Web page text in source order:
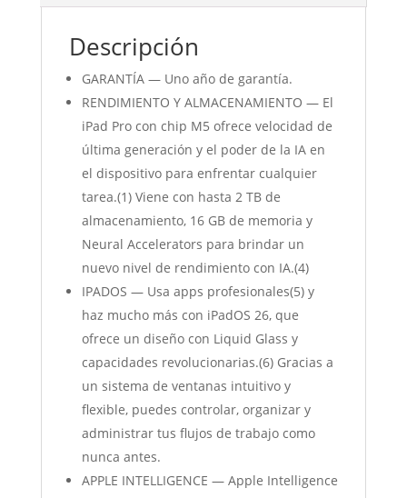
Descripción
GARANTÍA — Uno año de garantía.
RENDIMIENTO Y ALMACENAMIENTO — El
iPad Pro con chip M5 ofrece velocidad de
última generación y el poder de la IA en
el dispositivo para enfrentar cualquier
tarea.(1) Viene con hasta 2 TB de
almacenamiento, 16 GB de memoria y
Neural Accelerators para brindar un
nuevo nivel de rendimiento con IA.(4)
IPADOS — Usa apps profesionales(5) y
haz mucho más con iPadOS 26, que
ofrece un diseño con Liquid Glass y
capacidades revolucionarias.(6) Gracias a
un sistema de ventanas intuitivo y
flexible, puedes controlar, organizar y
administrar tus flujos de trabajo como
nunca antes.
APPLE INTELLIGENCE — Apple Intelligence